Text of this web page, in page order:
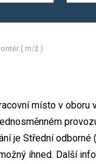
( m/ž )
místo v
je Střední
ihned. Další